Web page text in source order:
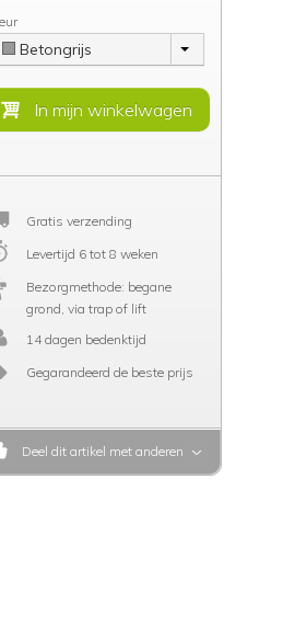
Betongrijs
Gratis verzending
Levertijd 6 tot 8 weken
Bezorgmethode: begane
grond, via trap of lift
14 dagen bedenktijd
Gegarandeerd de beste prijs
Deel dit artikel met anderen